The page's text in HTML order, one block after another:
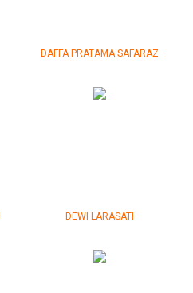
DAFFA PRATAMA SAFARAZ
DEWI LARASATI